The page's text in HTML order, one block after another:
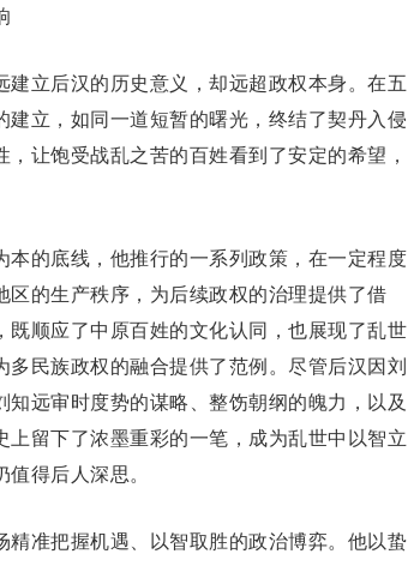
立后汉的历史意义，却远超政权本身。在五
立，如同一道短暂的曙光，终结了契丹入侵
让饱受战乱之苦的百姓看到了安定的希望，
的底线，他推行的一系列政策，在一定程度
的生产秩序，为后续政权的治理提供了借
顺应了中原百姓的文化认同，也展现了乱世
民族政权的融合提供了范例。尽管后汉因刘
远审时度势的谋略、整饬朝纲的魄力，以及
留下了浓墨重彩的一笔，成为乱世中以智立
得后人深思。
准把握机遇、以智取胜的政治博弈。他以蛰